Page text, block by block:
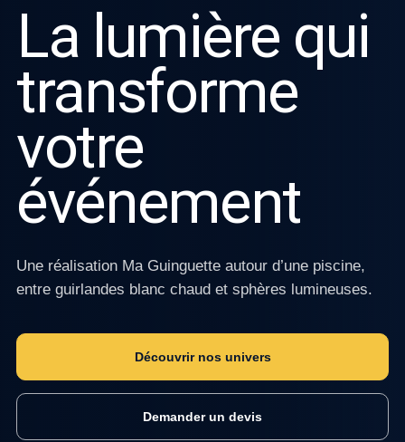
La lumière qui
transforme
votre
événement
Une réalisation Ma Guinguette autour d’une piscine,
entre guirlandes blanc chaud et sphères lumineuses.
Découvrir nos univers
Demander un devis